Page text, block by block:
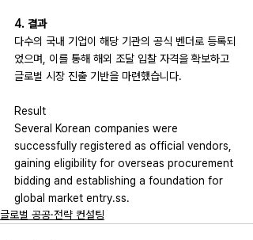
4. 결과
다수의 국내 기업이 해당 기관의 공식 벤더로 등록되
었으며, 이를 통해 해외 조달 입찰 자격을 확보하고
글로벌 시장 진출 기반을 마련했습니다.
Result
Several Korean companies were
successfully registered as official vendors,
gaining eligibility for overseas procurement
bidding and establishing a foundation for
global market entry.ss.
글로벌 공공·전략 컨설팅